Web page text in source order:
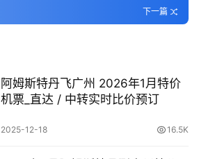
下一篇
阿姆斯特丹飞广州 2026年1月特价
机票_直达 / 中转实时比价预订
2025-12-18 16.5K